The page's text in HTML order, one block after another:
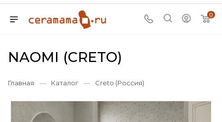
0
NAOMI (CRETO)
Главная — Каталог — Creto (Россия)